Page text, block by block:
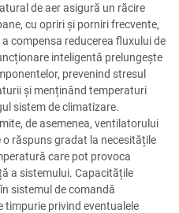
de aer asigură un răcire
cu opriri și porniri frecvente,
compensa reducerea fluxului de
inteligentă prelungește
prevenind stresul
și menținând temperaturi
sistem de climatizare.
de asemenea, ventilatorului
răspuns gradat la necesitățile
care pot provoca
a sistemului. Capacitățile
sistemul de comandă
privind eventualele